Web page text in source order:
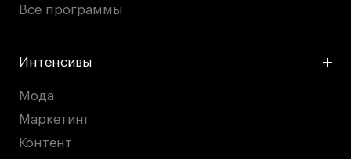
Все программы
Интенсивы
Мода
Маркетинг
Контент